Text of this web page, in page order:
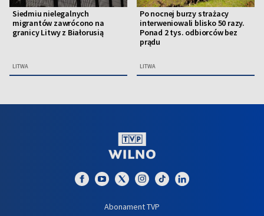
Siedmiu nielegalnych
migrantów zawrócono na
granicy Litwy z Białorusią
LITWA
Po nocnej burzy strażacy
interweniowali blisko 50 razy.
Ponad 2 tys. odbiorców bez
prądu
LITWA
Abonament TVP